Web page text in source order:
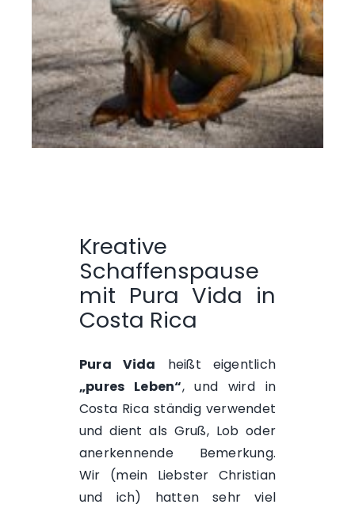
Kreative
Schaffenspause
mit Pura Vida in
Costa Rica
Pura Vida heißt eigentlich
„pures Leben“, und wird in
Costa Rica ständig verwendet
und dient als Gruß, Lob oder
anerkennende Bemerkung.
Wir (mein Liebster Christian
und ich) hatten sehr viel